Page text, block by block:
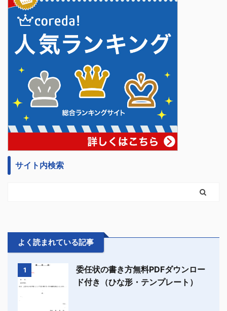
サイト内検索
よく読まれている記事
1
委任状の書き方無料PDFダウンロー
ド付き（ひな形・テンプレート）